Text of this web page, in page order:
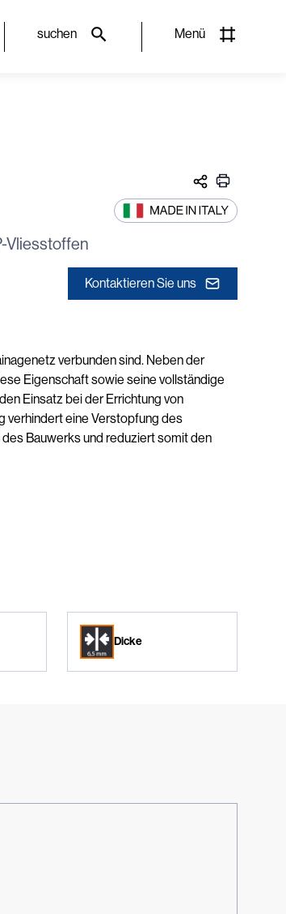
suchen Menü
Vliesstoffen
Kontaktieren Sie uns
verbunden sind. Neben der
Eigenschaft sowie seine vollständige
Einsatz bei der Errichtung von
verhindert eine Verstopfung des
Bauwerks und reduziert somit den
Dicke